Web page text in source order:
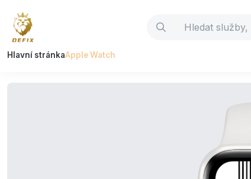
Hlavní stránkaApple Watch